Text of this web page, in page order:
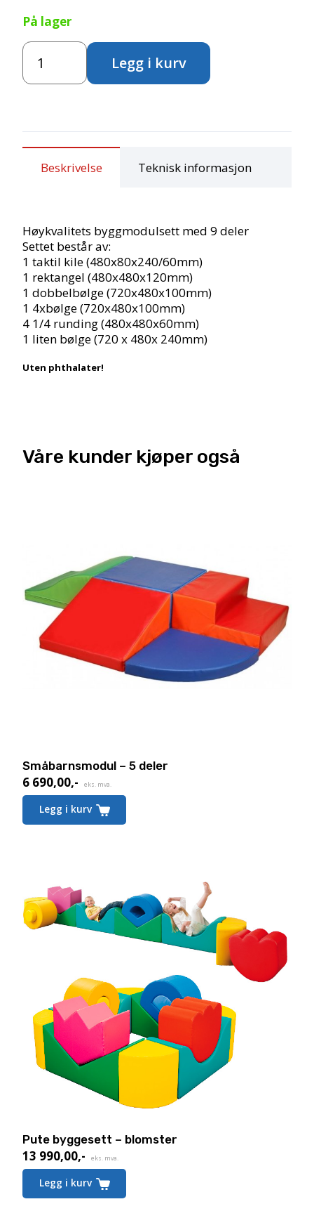
På lager
Småbarnsmodul
9
Legg i kurv
Beskrivelse Teknisk informasjon
Høykvalitets byggmodulsett med 9 deler
Settet består av:
1 taktil kile (480x80x240/60mm)
1 rektangel (480x480x120mm)
1 dobbelbølge (720x480x100mm)
1 4xbølge (720x480x100mm)
4 1/4 runding (480x480x60mm)
1 liten bølge (720 x 480x 240mm)
Uten phthalater!
Våre kunder kjøper også
Småbarnsmodul – 5 deler
6 690,00,- eks. mva.
Legg i kurv
Pute byggesett – blomster
13 990,00,- eks. mva.
Legg i kurv